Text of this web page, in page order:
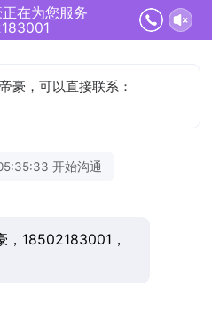
在为您服务
豪，可以直接联系：
开始沟通
，18502183001，